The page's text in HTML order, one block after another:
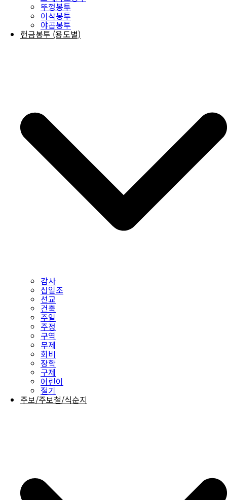
뚜껑봉투
이삭봉투
야곱봉투
헌금봉투 (용도별)
감사
십일조
선교
건축
주일
주정
구역
무제
회비
장학
구제
어린이
절기
주보/주보철/식순지